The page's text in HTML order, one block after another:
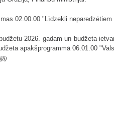
02.00.00 "Līdzekļi
2026. gadam un budžeta
apakšprogrammā 06.01.00